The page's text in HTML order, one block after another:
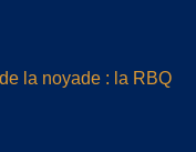
la noyade : la RBQ